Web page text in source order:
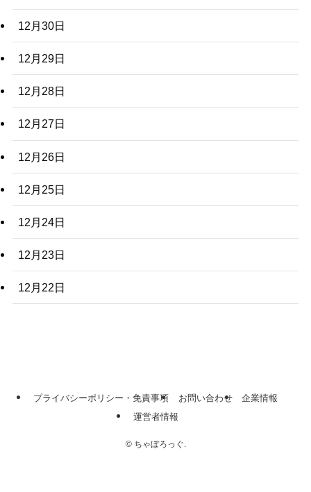
12月30日
12月29日
12月28日
12月27日
12月26日
12月25日
12月24日
12月23日
12月22日
プライバシーポリシー・免責事項 お問い合わせ
企業情報
運営者情報
©ちゃぼろっぐ.